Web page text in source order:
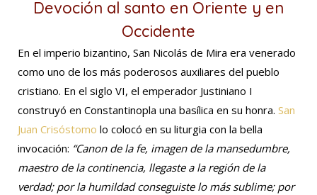
Devoción al santo en Oriente y en
Occidente
En el imperio bizantino, San Nicolás de Mira era venerado
como uno de los más poderosos auxiliares del pueblo
cristiano. En el siglo VI, el emperador Justiniano I
construyó en Constantinopla una basílica en su honra. San
Juan Crisóstomo lo colocó en su liturgia con la bella
invocación: “Canon de la fe, imagen de la mansedumbre,
maestro de la continencia, llegaste a la región de la
verdad; por la humildad conseguiste lo más sublime; por